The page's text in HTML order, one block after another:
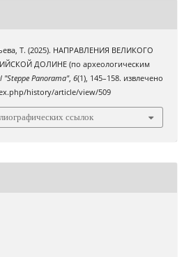
Т. (2025). НАПРАВЛЕНИЯ ВЕЛИКОГО
ДОЛИНЕ (по археологическим
"Steppe Panorama", 6(1), 145–158. извлечено
history/article/view/509
ссылок